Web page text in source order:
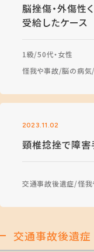
脳挫傷・外傷性
受給したケース
1級 50代・女性
怪我や事故 脳の病気
2023.11.02
頸椎捻挫で障害
交通事故後遺症 怪我
交通事故後遺症